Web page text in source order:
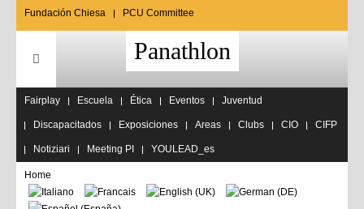
Fundación Chiesa PCU Committee
Panathlon
Fairplay Escuela Ética Eventos Juventud
Discapacitados Exposiciones Areas Clubs CIO CIFP
Notiziari Meeting PI YOULEAD_es
Home